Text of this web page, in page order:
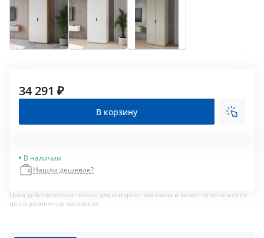
34 291 ₽
В корзину
В наличии
Нашли дешевле?
Цена действительна только для интернет магазина и может отличаться от
цен в розничных магазинах